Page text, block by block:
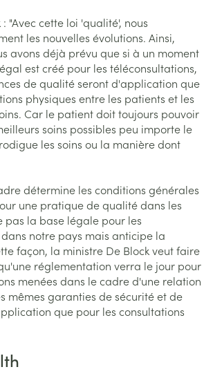
"Avec cette loi 'qualité', nous
les nouvelles évolutions. Ainsi,
avons déjà prévu que si à un moment
est créé pour les téléconsultations,
de qualité seront d'application que
physiques entre les patients et les
Car le patient doit toujours pouvoir
soins possibles peu importe le
les soins ou la manière dont
détermine les conditions générales
une pratique de qualité dans les
pas la base légale pour les
notre pays mais anticipe la
façon, la ministre De Block veut faire
réglementation verra le jour pour
menées dans le cadre d'une relation
mêmes garanties de sécurité et de
que pour les consultations